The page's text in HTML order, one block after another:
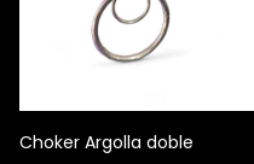
Choker Argolla doble